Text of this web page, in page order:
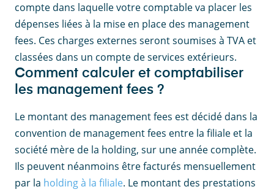
compte dans laquelle votre comptable va placer les
dépenses liées à la mise en place des management
fees. Ces charges externes seront soumises à TVA et
classées dans un compte de services extérieurs.
Comment calculer et comptabiliser
les management fees ?
Le montant des management fees est décidé dans la
convention de management fees entre la filiale et la
société mère de la holding, sur une année complète.
Ils peuvent néanmoins être facturés mensuellement
par la holding à la filiale. Le montant des prestations